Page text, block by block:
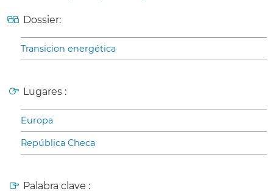
Dossier:
Transicion energética
Lugares :
Europa
República Checa
Palabra clave :